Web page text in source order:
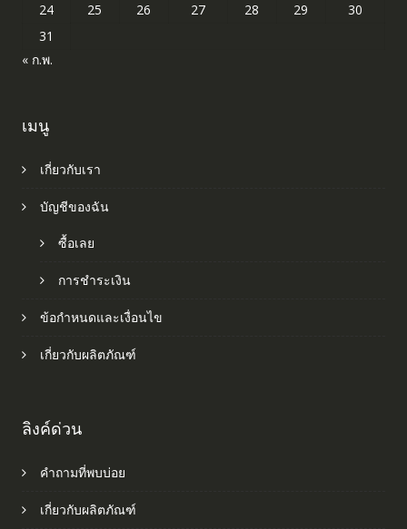
24
25 26 27 28 29
30
31
« ก.พ.
เมนู
เกี่ยวกับเรา
บัญชีของฉัน
ซื้อเลย
การชำระเงิน
ข้อกำหนดและเงื่อนไข
เกี่ยวกับผลิตภัณฑ์
ลิงค์ด่วน
คำถามที่พบบ่อย
เกี่ยวกับผลิตภัณฑ์